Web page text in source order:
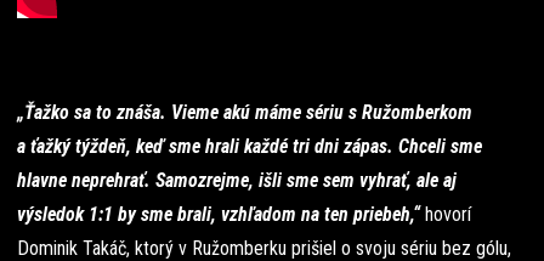
„Ťažko sa to znáša. Vieme akú máme sériu s Ružomberkom
a ťažký týždeň, keď sme hrali každé tri dni zápas. Chceli sme
hlavne neprehrať. Samozrejme, išli sme sem vyhrať, ale aj
výsledok 1:1 by sme brali, vzhľadom na ten priebeh,“hovorí
Dominik Takáč, ktorý v Ružomberku prišiel o svoju sériu bez gólu,